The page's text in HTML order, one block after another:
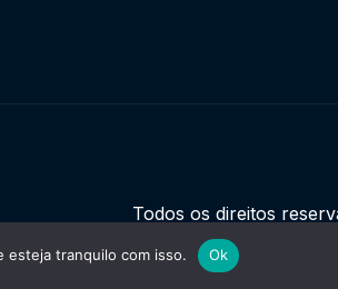
Todos os direitos
esteja tranquilo com isso. Ok